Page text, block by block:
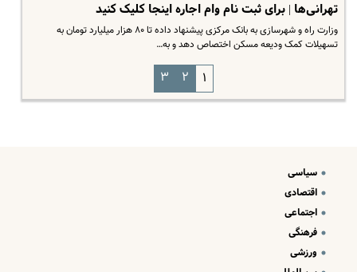
تهرانی‌ها | برای ثبت نام وام اجاره اینجا کلیک کنید
وزارت راه و شهرسازی به بانک مرکزی پیشنهاد داده تا ۸۰ هزار میلیارد تومان به
تسهیلات کمک ودیعه مسکن اختصاص دهد و به…
۱ ۲ ۳
سیاسی
اقتصادی
اجتماعی
فرهنگی
ورزشی